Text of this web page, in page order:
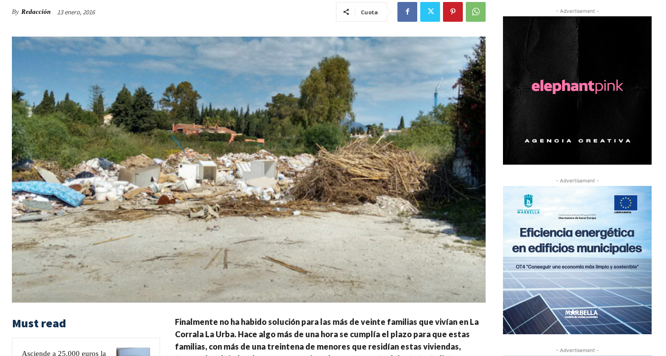
By Redacción 13 enero, 2016 Cuota
Must read
Asciende a 25.000 euros la
Finalmente no ha habido solución para las más de veinte familias que vivían en La
Corrala La Urba. Hace algo más de una hora se cumplía el plazo para que estas
familias, con más de una treintena de menores que residían estas viviendas,
- Advertisement -
- Advertisement -
- Advertisement -